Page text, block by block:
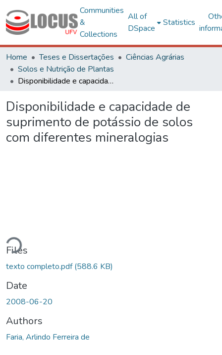
Communities
&
Collections
All of
DSpace
Statistics
Home Teses e Dissertações
Ciências Agrárias
Solos e Nutrição de Plantas
Disponibilidade e capacidade de suprimento de potássio de solos com diferentes mineralogias
Disponibilidade e capacidade de
suprimento de potássio de solos
com diferentes mineralogias
Loading...
Files
texto completo.pdf(588.6 KB)
Date
2008-06-20
Authors
Faria, Arlindo Ferreira de